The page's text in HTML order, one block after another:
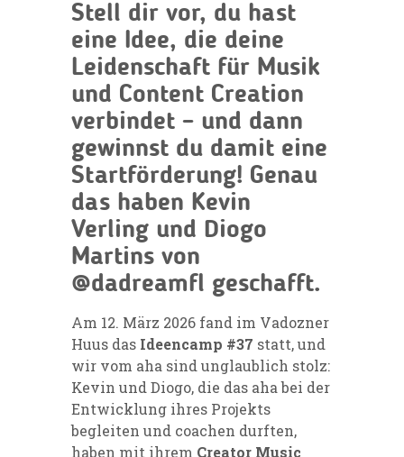
Stell dir vor, du hast
eine Idee, die deine
Leidenschaft für Musik
und Content Creation
verbindet – und dann
gewinnst du damit eine
Startförderung! Genau
das haben Kevin
Verling und Diogo
Martins von
@dadreamfl geschafft.
Am 12. März 2026 fand im Vadozner
Huus das Ideencamp #37 statt, und
wir vom aha sind unglaublich stolz:
Kevin und Diogo, die das aha bei der
Entwicklung ihres Projekts
begleiten und coachen durften,
haben mit ihrem Creator Music